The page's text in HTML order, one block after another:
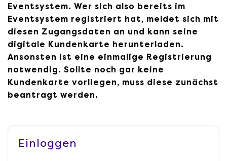
Eventsystem. Wer sich also bereits im
Eventsystem registriert hat, meldet sich mit
diesen Zugangsdaten an und kann seine
digitale Kundenkarte herunterladen.
Ansonsten ist eine einmalige Registrierung
notwendig. Sollte noch gar keine
Kundenkarte vorliegen, muss diese zunächst
beantragt werden.
Einloggen